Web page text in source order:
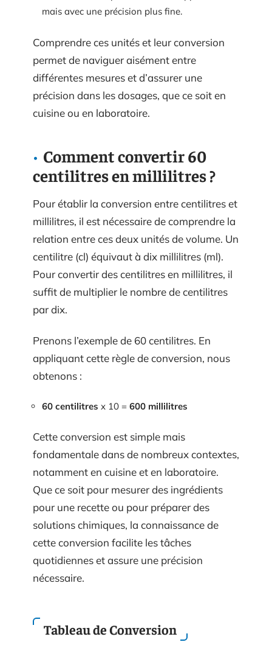
mais avec une précision plus fine.
Comprendre ces unités et leur conversion
permet de naviguer aisément entre
différentes mesures et d’assurer une
précision dans les dosages, que ce soit en
cuisine ou en laboratoire.
Comment convertir 60
centilitres en millilitres ?
Pour établir la conversion entre centilitres et
millilitres, il est nécessaire de comprendre la
relation entre ces deux unités de volume. Un
centilitre (cl) équivaut à dix millilitres (ml).
Pour convertir des centilitres en millilitres, il
suffit de multiplier le nombre de centilitres
par dix.
Prenons l’exemple de 60 centilitres. En
appliquant cette règle de conversion, nous
obtenons :
60 centilitres x 10 = 600 millilitres
Cette conversion est simple mais
fondamentale dans de nombreux contextes,
notamment en cuisine et en laboratoire.
Que ce soit pour mesurer des ingrédients
pour une recette ou pour préparer des
solutions chimiques, la connaissance de
cette conversion facilite les tâches
quotidiennes et assure une précision
nécessaire.
Tableau de Conversion